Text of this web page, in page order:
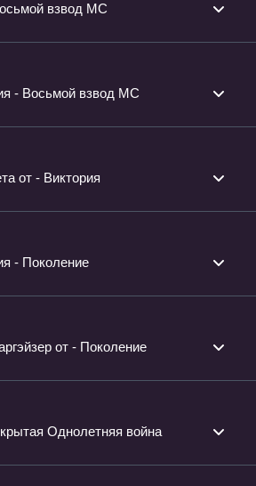
взвод МС
- Восьмой взвод МС
от - Виктория
- Поколение
от - Поколение
Однолетняя война